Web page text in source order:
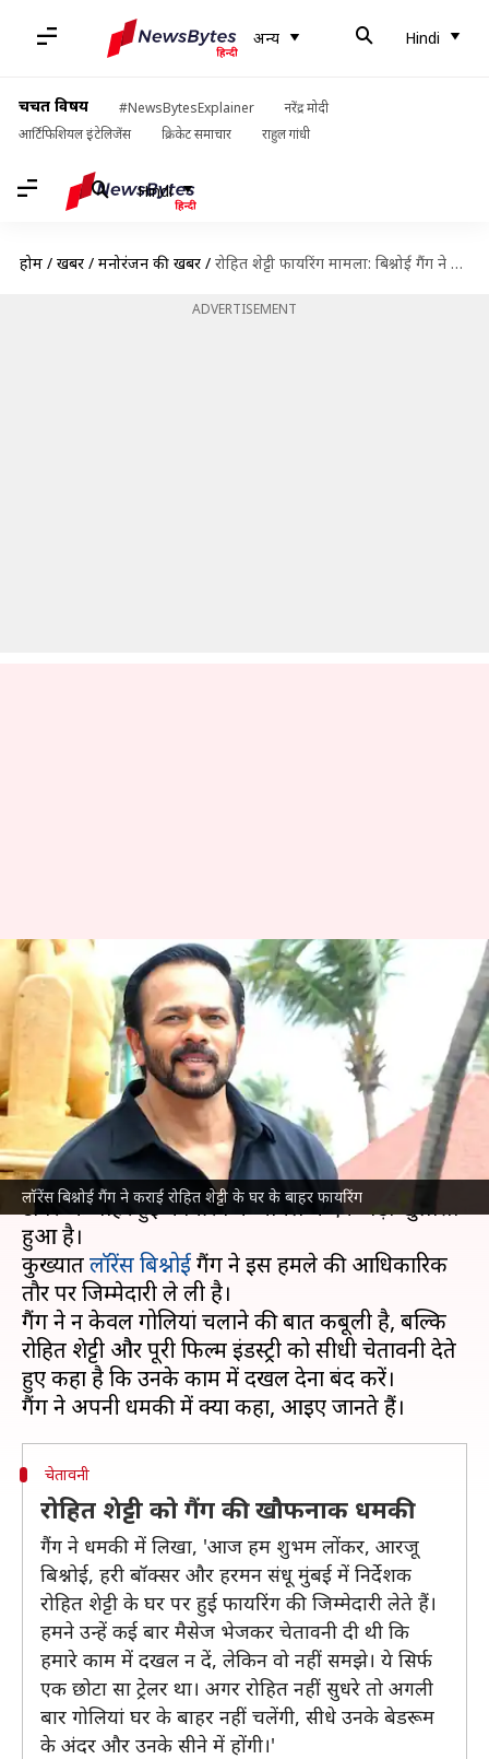
अन्य Hindi
चर्चित विषय #NewsBytesExplainer
नरेंद्र मोदी
आर्टिफिशियल इंटेलिजेंस
क्रिकेट समाचार राहुल गांधी
Hindi
होम / खबरें / मनोरंजन की खबरें / रोहित शेट्टी फायरिंग मामला: बिश्नोई गैंग ने ली जिम्मेदारी, कहा- अगली गोली सीधे छाती पर लगेगी
ADVERTISEMENT
लॉरेंस बिश्नोई गैंग ने कराई रोहित शेट्टी के घर के बाहर फायरिंग
रोहित शेट्टी फायरिंग मामला: बिश्नोई
गैंग ने ली जिम्मेदारी, कहा- अगली
गोली सीधे छाती पर लगेगी
नेहा शर्मा Feb 01, 2026 02:56 pm
क्या है खबर?
मशहूर फिल्म निर्देशकरोहित शेट्टीके जुहू स्थित आवास 'शेट्टी
टावर' के बाहर हुई फायरिंग के मामले में एक बड़ा खुलासा
हुआ है।
कुख्यातलॉरेंस बिश्नोईगैंग ने इस हमले की आधिकारिक
तौर पर जिम्मेदारी ले ली है।
गैंग ने न केवल गोलियां चलाने की बात कबूली है, बल्कि
रोहित शेट्टी और पूरी फिल्म इंडस्ट्री को सीधी चेतावनी देते
हुए कहा है कि उनके काम में दखल देना बंद करें।
चेतावनी
रोहित शेट्टी को गैंग की खौफनाक धमकी
गैंग ने धमकी में लिखा, 'आज हम शुभम लोंकर, आरजू
बिश्नोई, हरी बॉक्सर और हरमन संधू मुंबई में निर्देशक
रोहित शेट्टी के घर पर हुई फायरिंग की जिम्मेदारी लेते हैं।
हमने उन्हें कई बार मैसेज भेजकर चेतावनी दी थी कि
हमारे काम में दखल न दें, लेकिन वो नहीं समझे। ये सिर्फ
एक छोटा सा ट्रेलर था। अगर रोहित नहीं सुधरे तो अगली
बार गोलियां घर के बाहर नहीं चलेंगी, सीधे उनके बेडरूम
के अंदर और उनके सीने में होंगी।'